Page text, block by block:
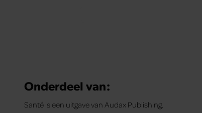
Onderdeel van:
Santé is een uitgave van Audax Publishing.